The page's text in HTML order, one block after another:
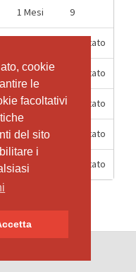
cookie
le
facoltativi
del sito
i
cookie
le
facoltativi
del sito
i
1 Mesi 9
Illimitato
12 Mesi Illimitato
1 Mesi Illimitato
12 Mesi Illimitato
1 Mesi Illimitato